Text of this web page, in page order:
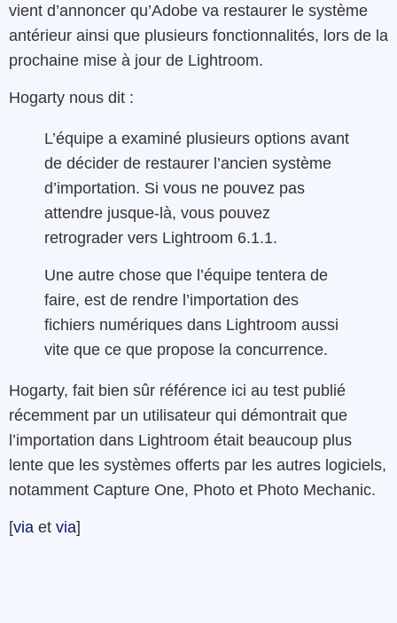
vient d’annoncer qu’Adobe va restaurer le système
antérieur ainsi que plusieurs fonctionnalités, lors de la
prochaine mise à jour de Lightroom.
Hogarty nous dit :
L’équipe a examiné plusieurs options avant
de décider de restaurer l’ancien système
d’importation. Si vous ne pouvez pas
attendre jusque-là, vous pouvez
retrograder vers Lightroom 6.1.1.
Une autre chose que l’équipe tentera de
faire, est de rendre l’importation des
fichiers numériques dans Lightroom aussi
vite que ce que propose la concurrence.
Hogarty, fait bien sûr référence ici au test publié
récemment par un utilisateur qui démontrait que
l’importation dans Lightroom était beaucoup plus
lente que les systèmes offerts par les autres logiciels,
notamment Capture One, Photo et Photo Mechanic.
[via et via]